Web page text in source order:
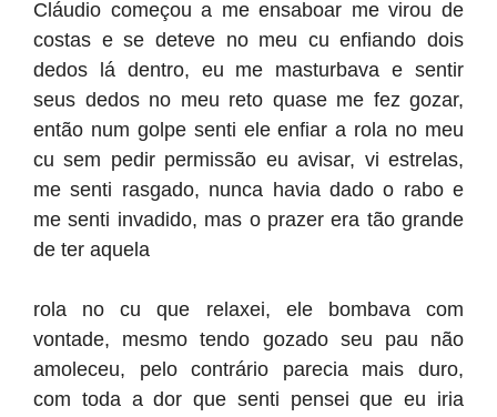
Cláudio começou a me ensaboar me virou de
costas e se deteve no meu cu enfiando dois
dedos lá dentro, eu me masturbava e sentir
seus dedos no meu reto quase me fez gozar,
então num golpe senti ele enfiar a rola no meu
cu sem pedir permissão eu avisar, vi estrelas,
me senti rasgado, nunca havia dado o rabo e
me senti invadido, mas o prazer era tão grande
de ter aquela
rola no cu que relaxei, ele bombava com
vontade, mesmo tendo gozado seu pau não
amoleceu, pelo contrário parecia mais duro,
com toda a dor que senti pensei que eu iria